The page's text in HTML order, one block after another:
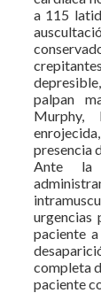
a 115
palpan
Murphy,
presencia
Ante la
urgencias
paciente
completa
paciente